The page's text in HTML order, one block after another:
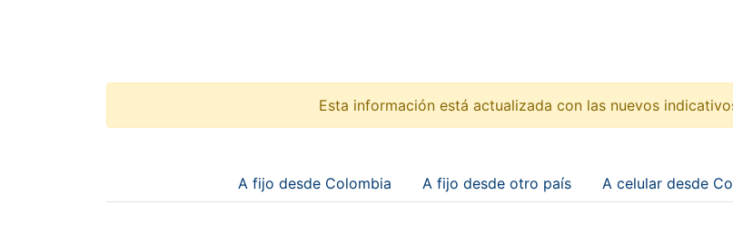
Esta información está actualizada con las nuevos
A fijo desde Colombia A fijo desde otro país A celular desde